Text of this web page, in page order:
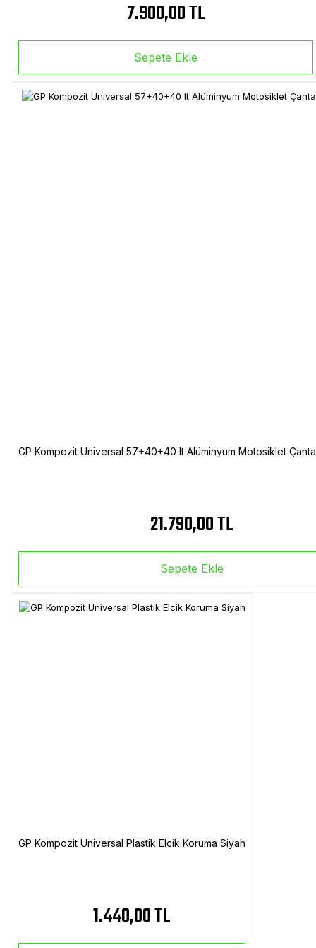
7.900,00 TL
Sepete Ekle
GP Kompozit Universal 57+40+40 lt Alüminyum Motosiklet
21.790,00 TL
Sepete Ekle
GP Kompozit Universal Plastik Elcik Koruma Siyah
1.440,00 TL